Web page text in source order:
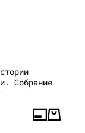
Собрание